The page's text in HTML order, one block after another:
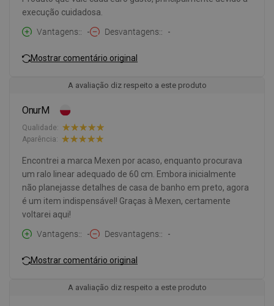
execução cuidadosa.
Vantagens:
- Desvantagens: -
Mostrar comentário original
A avaliação diz respeito a este produto
OnurM
Qualidade:
Aparência:
Encontrei a marca Mexen por acaso, enquanto procurava
um ralo linear adequado de 60 cm. Embora inicialmente
não planejasse detalhes de casa de banho em preto, agora
é um item indispensável! Graças à Mexen, certamente
voltarei aqui!
Vantagens:
- Desvantagens: -
Mostrar comentário original
A avaliação diz respeito a este produto